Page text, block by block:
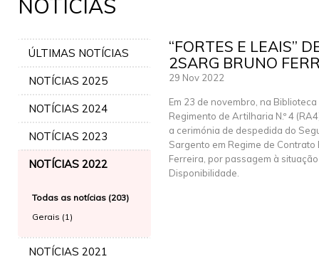
NOTÍCIAS
ÚLTIMAS NOTÍCIAS
NOTÍCIAS 2025
NOTÍCIAS 2024
NOTÍCIAS 2023
NOTÍCIAS 2022
Todas as notícias (203)
Gerais (1)
NOTÍCIAS 2021
“FORTES E LEAIS”
2SARG BRUNO
29 Nov 2022
Em 23 de novembro, na Biblioteca
Regimento de Artilharia N.º 4
a cerimónia de despedida do
Sargento em Regime de Contrato
Ferreira, por passagem à
Disponibilidade.